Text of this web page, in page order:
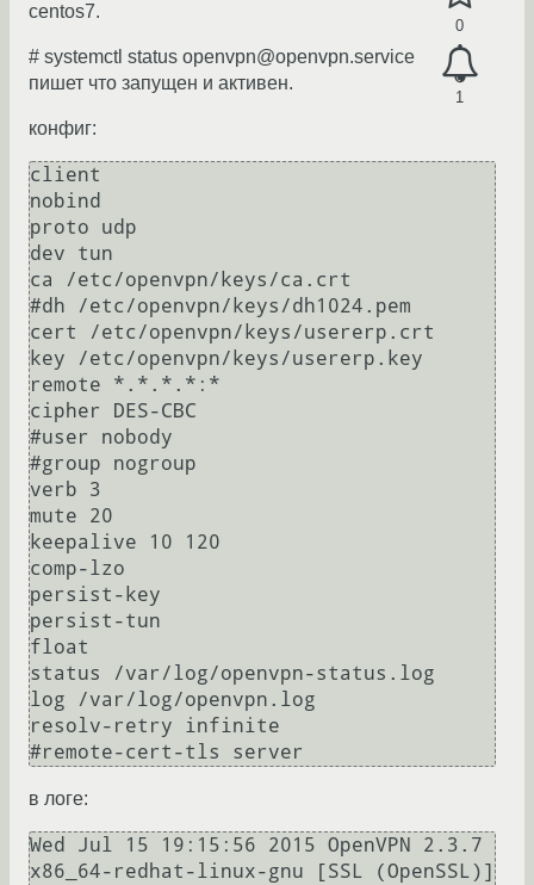
0
1
centos7.
# systemctl status openvpn@openvpn.service
пишет что запущен и активен.
конфиг:
client
nobind
proto udp
dev tun
ca /etc/openvpn/keys/ca.crt
#dh /etc/openvpn/keys/dh1024.pem
cert /etc/openvpn/keys/usererp.crt
key /etc/openvpn/keys/usererp.key
remote *.*.*.*:*
cipher DES-CBC
#user nobody
#group nogroup
verb 3
mute 20
keepalive 10 120
comp-lzo
persist-key
persist-tun
float
status /var/log/openvpn-status.log
log /var/log/openvpn.log
resolv-retry infinite
#remote-cert-tls server
в логе:
Wed Jul 15 19:15:56 2015 OpenVPN 2.3.7
x86_64-redhat-linux-gnu [SSL (OpenSSL)]